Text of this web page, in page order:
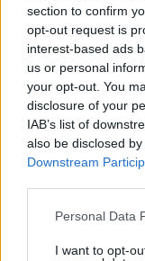
section to confirm
opt-out request is
interest-based ads
us or personal
your opt-out. You
disclosure of your
IAB’s list of
also be disclosed
Downstream
Please note that
not limited to your
Personal Data
I want to opt-